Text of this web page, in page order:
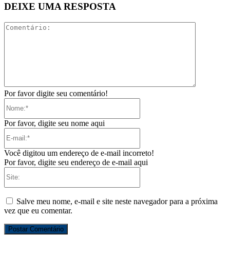
DEIXE UMA RESPOSTA
Por favor digite seu comentário!
Por favor, digite seu nome aqui
Você digitou um endereço de e-mail incorreto!
Por favor, digite seu endereço de e-mail aqui
Salve meu nome, e-mail e site neste navegador para a próxima
vez que eu comentar.